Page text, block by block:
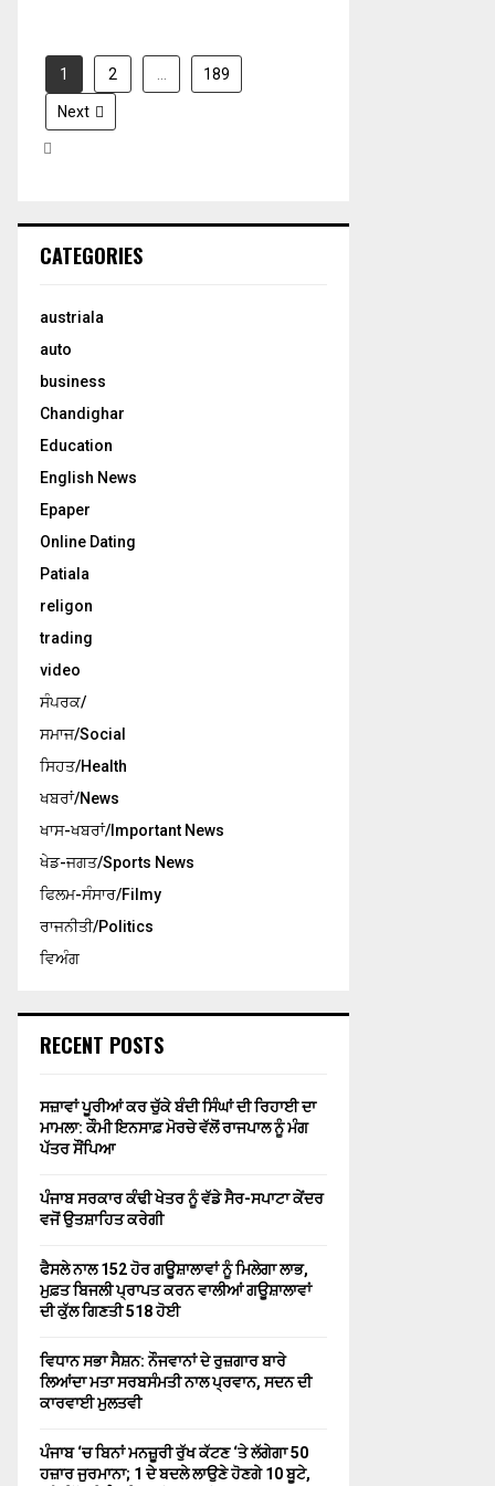
1 2 189
Next
CATEGORIES
austriala
auto
business
Chandighar
Education
English News
Epaper
Online Dating
Patiala
religon
trading
video
ਸੰਪਰਕ/
ਸਮਾਜ/Social
ਸਿਹਤ/Health
ਖਬਰਾਂ/News
ਖਾਸ-ਖਬਰਾਂ/Important News
ਖੇਡ-ਜਗਤ/Sports News
ਫਿਲਮ-ਸੰਸਾਰ/Filmy
ਰਾਜਨੀਤੀ/Politics
ਵਿਅੰਗ
RECENT POSTS
ਸਜ਼ਾਵਾਂ ਪੂਰੀਆਂ ਕਰ ਚੁੱਕੇ ਬੰਦੀ ਸਿੰਘਾਂ ਦੀ ਰਿਹਾਈ ਦਾ
ਮਾਮਲਾ: ਕੌਮੀ ਇਨਸਾਫ਼ ਮੋਰਚੇ ਵੱਲੋਂ ਰਾਜਪਾਲ ਨੂੰ ਮੰਗ
ਪੱਤਰ ਸੌਂਪਿਆ
ਪੰਜਾਬ ਸਰਕਾਰ ਕੰਢੀ ਖੇਤਰ ਨੂੰ ਵੱਡੇ ਸੈਰ-ਸਪਾਟਾ ਕੇਂਦਰ
ਵਜੋਂ ਉਤਸ਼ਾਹਿਤ ਕਰੇਗੀ
ਫੈਸਲੇ ਨਾਲ 152 ਹੋਰ ਗਊਸ਼ਾਲਾਵਾਂ ਨੂੰ ਮਿਲੇਗਾ ਲਾਭ,
ਮੁਫ਼ਤ ਬਿਜਲੀ ਪ੍ਰਾਪਤ ਕਰਨ ਵਾਲੀਆਂ ਗਊਸ਼ਾਲਾਵਾਂ
ਦੀ ਕੁੱਲ ਗਿਣਤੀ 518 ਹੋਈ
ਵਿਧਾਨ ਸਭਾ ਸੈਸ਼ਨ: ਨੌਜਵਾਨਾਂ ਦੇ ਰੁਜ਼ਗਾਰ ਬਾਰੇ
ਲਿਆਂਦਾ ਮਤਾ ਸਰਬਸੰਮਤੀ ਨਾਲ ਪ੍ਰਵਾਨ, ਸਦਨ ਦੀ
ਕਾਰਵਾਈ ਮੁਲਤਵੀ
ਪੰਜਾਬ ‘ਚ ਬਿਨਾਂ ਮਨਜ਼ੂਰੀ ਰੁੱਖ ਕੱਟਣ ‘ਤੇ ਲੱਗੇਗਾ 50
ਹਜ਼ਾਰ ਜੁਰਮਾਨਾ; 1 ਦੇ ਬਦਲੇ ਲਾਉਣੇ ਹੋਣਗੇ 10 ਬੂਟੇ,